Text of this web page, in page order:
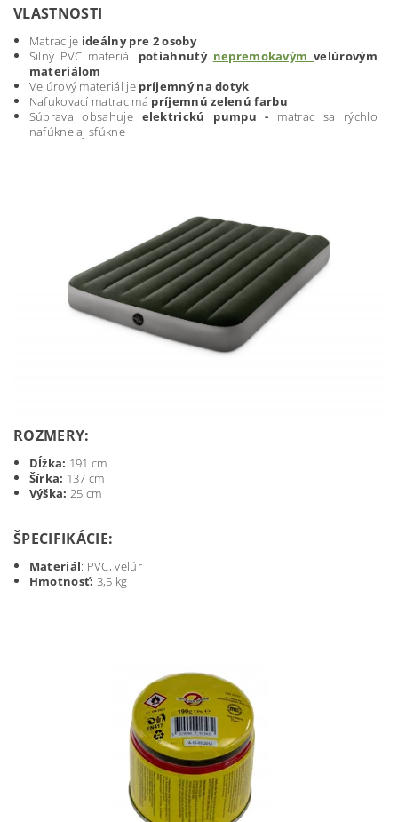
VLASTNOSTI
Matrac je ideálny pre 2 osoby
Silný PVC materiál potiahnutý nepremokavýmvelúrovým
materiálom
Velúrový materiál je príjemný na dotyk
Nafukovací matrac má príjemnú zelenú farbu
Súprava obsahujeelektrickú pumpu - matrac sa rýchlo
nafúkne aj sfúkne
ROZMERY:
Dĺžka: 191 cm
Šírka: 137 cm
Výška: 25 cm
ŠPECIFIKÁCIE:
Materiál: PVC, velúr
Hmotnosť: 3,5 kg